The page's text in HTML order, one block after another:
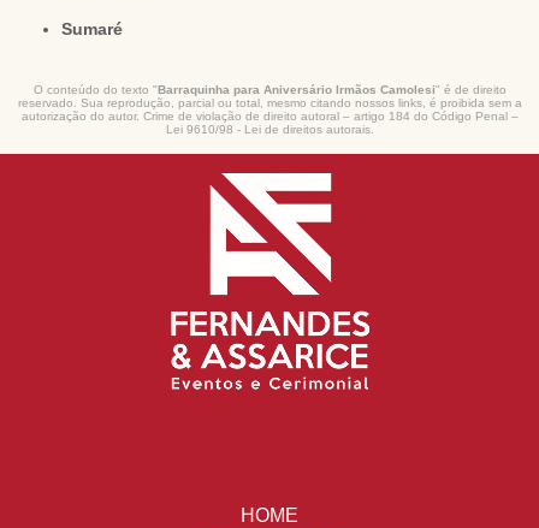
Sumaré
O conteúdo do texto " Barraquinha para Aniversário Irmãos Camolesi" é de direito
reservado. Sua reprodução, parcial ou total, mesmo citando nossos links, é proibida sem a
autorização do autor. Crime de violação de direito autoral – artigo 184 do Código Penal –
Lei 9610/98 - Lei de direitos autorais.
HOME